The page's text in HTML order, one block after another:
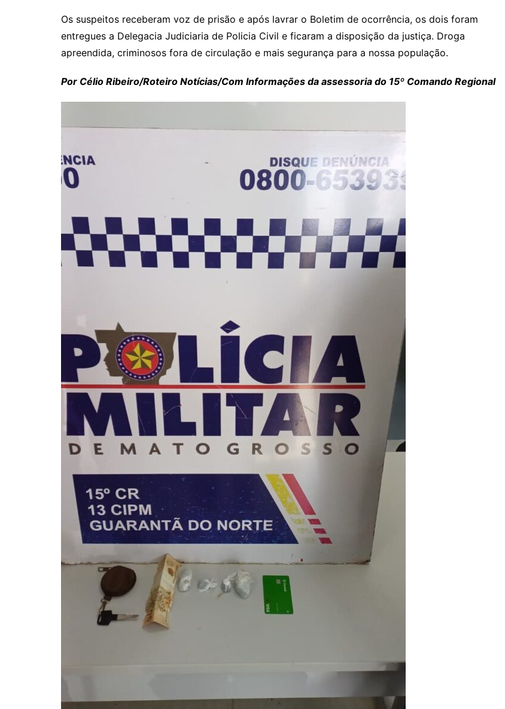
Os suspeitos receberam voz de prisão e após lavrar o Boletim de ocorrência, os dois foram
entregues a Delegacia Judiciaria de Policia Civil e ficaram a disposição da justiça. Droga
apreendida, criminosos fora de circulação e mais segurança para a nossa população.
Por Célio Ribeiro/Roteiro Notícias/Com Informações da assessoria do 15º Comando Regional